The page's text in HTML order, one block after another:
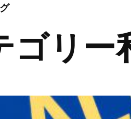
ゴリー